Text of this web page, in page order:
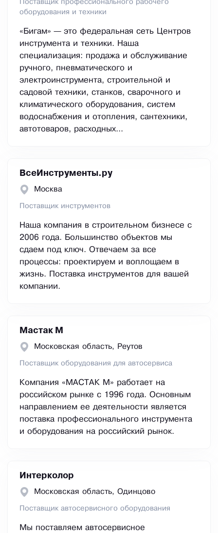
Поставщик профессионального рабочего
оборудования и техники
«Бигам» — это федеральная сеть Центров
инструмента и техники. Наша
специализация: продажа и обслуживание
ручного, пневматического и
электроинструмента, строительной и
садовой техники, станков, сварочного и
климатического оборудования, систем
водоснабжения и отопления, сантехники,
автотоваров, расходных...
ВсеИнструменты.ру
Москва
Поставщик инструментов
Наша компания в строительном бизнесе с
2006 года. Большинство объектов мы
сдаем под ключ. Отвечаем за все
процессы: проектируем и воплощаем в
жизнь. Поставка инструментов для вашей
компании.
Мастак М
Московская область, Реутов
Поставщик оборудования для автосервиса
Компания «МАСТАК М» работает на
российском рынке с 1996 года. Основным
направлением ее деятельности является
поставка профессионального инструмента
и оборудования на российский рынок.
Интерколор
Московская область, Одинцово
Поставщик автосервисного оборудования
Мы поставляем автосервисное